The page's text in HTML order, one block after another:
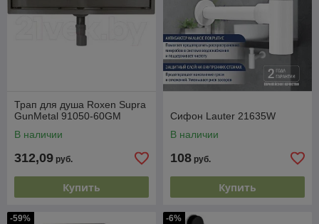
Трап для душа Roxen Supra
GunMetal 91050-60GM
В наличии
312,09 руб.
Купить
Сифон Lauter 21635W
В наличии
108 руб.
Купить
-59% -6%